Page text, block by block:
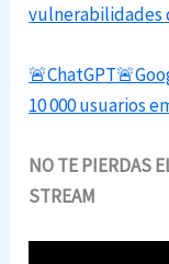
vulnerabilidades
10 000 usuarios
NO TE PIERDAS
STREAM